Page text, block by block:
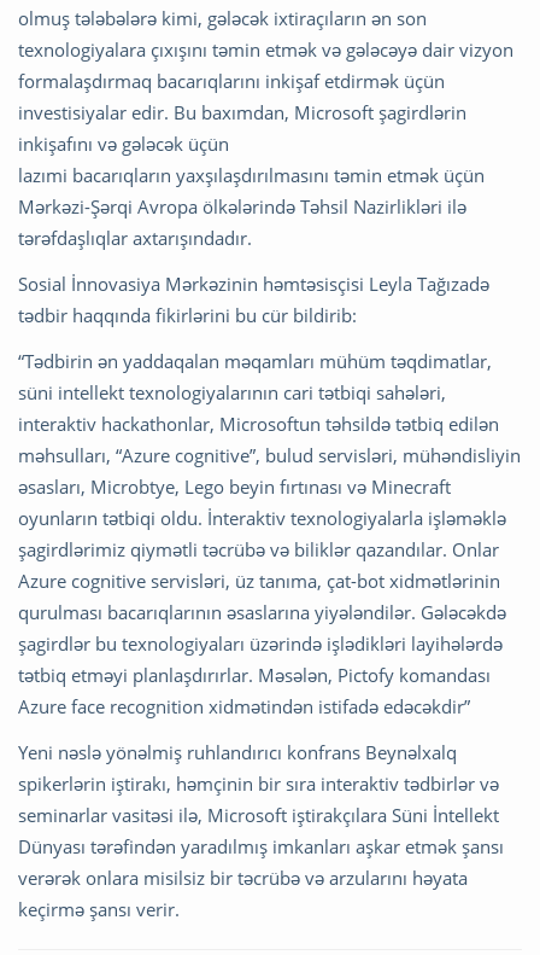
olmuş tələbələrə kimi, gələcək ixtiraçıların ən son
texnologiyalara çıxışını təmin etmək və gələcəyə dair vizyon
formalaşdırmaq bacarıqlarını inkişaf etdirmək üçün
investisiyalar edir. Bu baxımdan, Microsoft şagirdlərin
inkişafını və gələcək üçün
lazımi bacarıqların yaxşılaşdırılmasını təmin etmək üçün
Mərkəzi-Şərqi Avropa ölkələrində Təhsil Nazirlikləri ilə
tərəfdaşlıqlar axtarışındadır.
Sosial İnnovasiya Mərkəzinin həmtəsisçisi Leyla Tağızadə
tədbir haqqında fikirlərini bu cür bildirib:
“Tədbirin ən yaddaqalan məqamları mühüm təqdimatlar,
süni intellekt texnologiyalarının cari tətbiqi sahələri,
interaktiv hackathonlar, Microsoftun təhsildə tətbiq edilən
məhsulları, “Azure cognitive”, bulud servisləri, mühəndisliyin
əsasları, Microbtye, Lego beyin fırtınası və Minecraft
oyunların tətbiqi oldu. İnteraktiv texnologiyalarla işləməklə
şagirdlərimiz qiymətli təcrübə və biliklər qazandılar. Onlar
Azure cognitive servisləri, üz tanıma, çat-bot xidmətlərinin
qurulması bacarıqlarının əsaslarına yiyələndilər. Gələcəkdə
şagirdlər bu texnologiyaları üzərində işlədikləri layihələrdə
tətbiq etməyi planlaşdırırlar. Məsələn, Pictofy komandası
Azure face recognition xidmətindən istifadə edəcəkdir”
Yeni nəslə yönəlmiş ruhlandırıcı konfrans Beynəlxalq
spikerlərin iştirakı, həmçinin bir sıra interaktiv tədbirlər və
seminarlar vasitəsi ilə, Microsoft iştirakçılara Süni İntellekt
Dünyası tərəfindən yaradılmış imkanları aşkar etmək şansı
verərək onlara misilsiz bir təcrübə və arzularını həyata
keçirmə şansı verir.